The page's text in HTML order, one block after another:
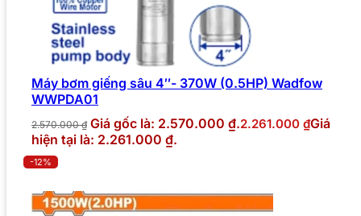
Máy bơm giếng sâu 4″- 370W (0.5HP) Wadfow
WWPDA01
2.570.000₫ Giá gốc là: 2.570.000 ₫.2.261.000 ₫Giá
hiện tại là: 2.261.000 ₫.
-12%